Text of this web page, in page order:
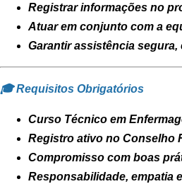
Registrar informações no
Atuar em conjunto com a
Garantir assistência segura,
🎓 Requisitos Obrigatórios
Curso Técnico em
Registro ativo no Conselho
Compromisso com boas
Responsabilidade, empatia